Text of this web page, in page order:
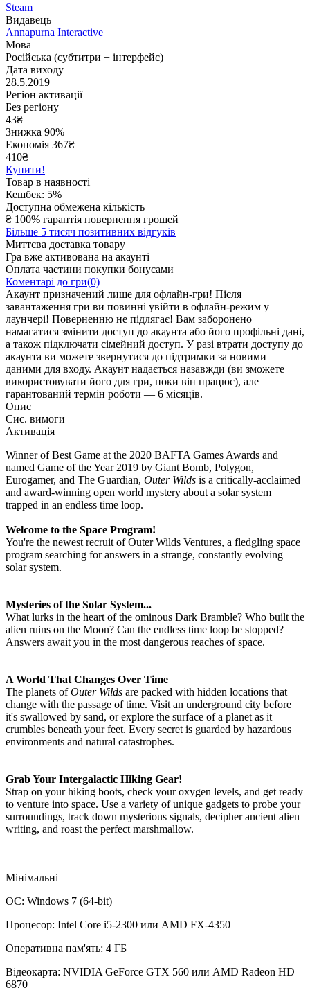
Steam
Видавець
Annapurna Interactive
Мова
Російська (субтитри + інтерфейс)
Дата виходу
28.5.2019
Регіон активації
Без регіону
43₴
Знижка 90%
Економія 367₴
410₴
Купити!
Товар в наявності
Кешбек: 5%
Доступна обмежена кількість
₴ 100% гарантія повернення грошей
Більше 5 тисяч позитивних відгуків
Миттєва доставка товару
Гра вже активована на акаунті
Оплата частини покупки бонусами
Коментарі до гри(0)
Акаунт призначений лише для офлайн-гри! Після
завантаження гри ви повинні увійти в офлайн-режим у
лаунчері! Поверненню не підлягає! Вам заборонено
намагатися змінити доступ до акаунта або його профільні дані,
а також підключати сімейний доступ. У разі втрати доступу до
акаунта ви можете звернутися до підтримки за новими
даними для входу. Акаунт надається назавжди (ви зможете
використовувати його для гри, поки він працює), але
гарантований термін роботи — 6 місяців.
Опис
Сис. вимоги
Активація
Winner of Best Game at the 2020 BAFTA Games Awards and
named Game of the Year 2019 by Giant Bomb, Polygon,
Eurogamer, and The Guardian, Outer Wilds is a critically-acclaimed
and award-winning open world mystery about a solar system
trapped in an endless time loop.
Welcome to the Space Program!
You're the newest recruit of Outer Wilds Ventures, a fledgling space
program searching for answers in a strange, constantly evolving
solar system.
Mysteries of the Solar System...
What lurks in the heart of the ominous Dark Bramble? Who built the
alien ruins on the Moon? Can the endless time loop be stopped?
Answers await you in the most dangerous reaches of space.
A World That Changes Over Time
The planets ofOuter Wilds are packed with hidden locations that
change with the passage of time. Visit an underground city before
it's swallowed by sand, or explore the surface of a planet as it
crumbles beneath your feet. Every secret is guarded by hazardous
environments and natural catastrophes.
Grab Your Intergalactic Hiking Gear!
Strap on your hiking boots, check your oxygen levels, and get ready
to venture into space. Use a variety of unique gadgets to probe your
surroundings, track down mysterious signals, decipher ancient alien
writing, and roast the perfect marshmallow.
Мінімальні
ОС: Windows 7 (64-bit)
Процесор: Intel Core i5-2300 или AMD FX-4350
Оперативна пам'ять: 4 ГБ
Відеокарта: NVIDIA GeForce GTX 560 или AMD Radeon HD
6870